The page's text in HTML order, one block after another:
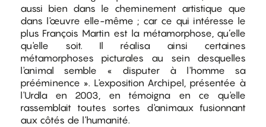
aussi bien dans le cheminement artistique que
dans l'œuvre elle-même ; car ce qui intéresse le
plus François Martin est la métamorphose, qu’elle
qu'elle soit. Il réalisa ainsi certaines
métamorphoses picturales au sein desquelles
l'animal semble « disputer à l'homme sa
prééminence ». L'exposition Archipel, présentée à
l'Urdla en 2003, en témoigna en ce qu'elle
rassemblait toutes sortes d'animaux fusionnant
aux côtés de l'humanité.